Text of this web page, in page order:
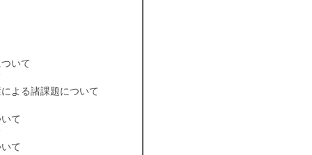
いて
よる諸課題について
て
て